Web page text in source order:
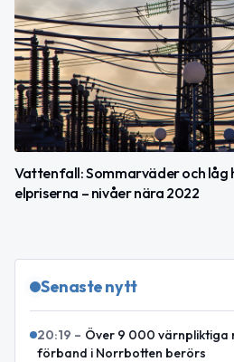
Vattenfall: Sommarväder och låg
elpriserna – nivåer nära 2022
Senaste nytt
20:19 – Över 9 000 värnpliktiga
förband i Norrbotten berörs